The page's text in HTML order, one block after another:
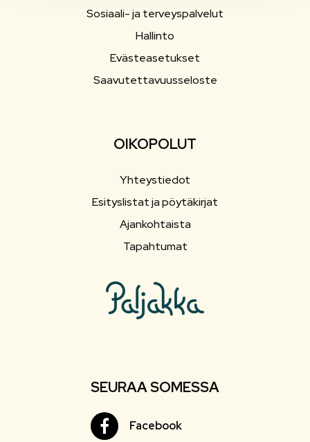
Sosiaali- ja terveyspalvelut
Hallinto
Evästeasetukset
Saavutettavuusseloste
OIKOPOLUT
Yhteystiedot
Esityslistat ja pöytäkirjat
Ajankohtaista
Tapahtumat
SEURAA SOMESSA
FacebookFacebook